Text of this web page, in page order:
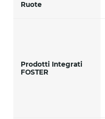
Ruote
Prodotti Integrati
FOSTER